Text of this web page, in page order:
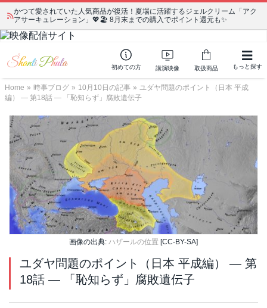
かつて愛されていた人気商品が復活！夏場に活躍するジェルクリーム「アク
アサーキュレーション」💖🏖️ 8月末までの購入でポイント還元も✨
初めての方 講演映像 取扱商品 もっと探す
Home » 時事ブログ » 10月10日の記事 » ユダヤ問題のポイント（日本 平成
編） ― 第18話 ― 「恥知らず」腐敗遺伝子
画像の出典: ハザールの位置 [CC-BY-SA]
ユダヤ問題のポイント（日本 平成編） ― 第
18話 ― 「恥知らず」腐敗遺伝子